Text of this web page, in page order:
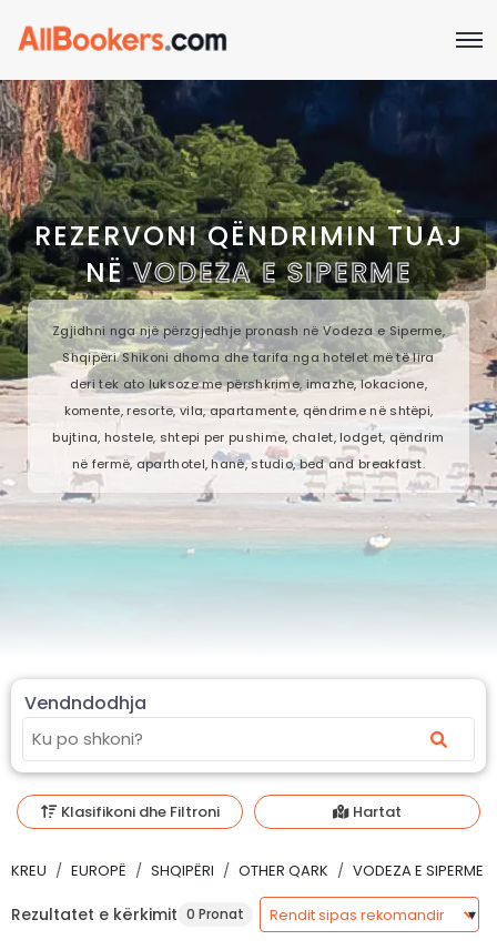
REZERVONI QËNDRIMIN TUAJ
NËVODEZA E SIPERME
Zgjidhni nga një përzgjedhje pronash në Vodeza e Siperme,
Shqipëri. Shikoni dhoma dhe tarifa nga hotelet më të lira
deri tek ato luksoze me përshkrime, imazhe, lokacione,
komente, resorte, vila, apartamente, qëndrime në shtëpi,
bujtina, hostele, shtepi per pushime, chalet, lodget, qëndrim
në fermë, aparthotel, hanë, studio, bed and breakfast.
Vendndodhja
Klasifikoni dhe Filtroni Hartat
KREU EUROPË SHQIPËRI OTHER QARK VODEZA E SIPERME
Rezultatet e kërkimit 0 Pronat